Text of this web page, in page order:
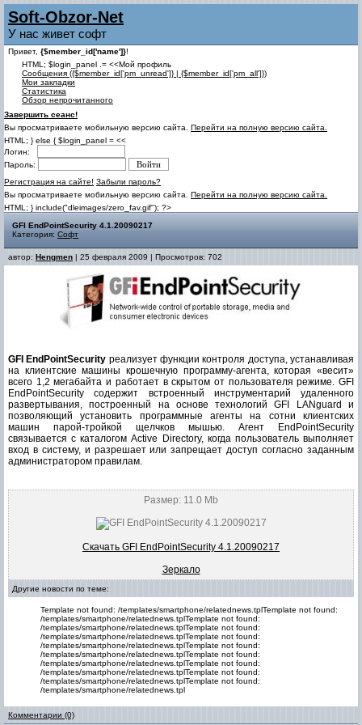
Soft-Obzor-Net
У нас живет софт
Привет, {$member_id['name']}!
HTML; $login_panel .= <<Мой профиль
Cообщения ({$member_id['pm_unread']} | {$member_id['pm_all']})
Мои закладки
Статистика
Обзор непрочитанного
Завершить сеанс!
Вы просматриваете мобильную версию сайта. Перейти на полную версию сайта.
HTML; } else { $login_panel = <<
Логин:
Пароль:
Регистрация на сайте! Забыли пароль?
Вы просматриваете мобильную версию сайта. Перейти на полную версию сайта.
HTML; } include("dleimages/zero_fav.gif"); ?>
GFI EndPointSecurity 4.1.20090217
Категория: Софт
автор: Hengmen | 25 февраля 2009 | Просмотров: 702
GFI EndPointSecurity реализует функции контроля доступа, устанавливая
на клиентские машины крошечную программу-агента, которая «весит»
всего 1,2 мегабайта и работает в скрытом от пользователя режиме. GFI
EndPointSecurity содержит встроенный инструментарий удаленного
развертывания, построенный на основе технологий GFI LANguard и
позволяющий установить программные агенты на сотни клиентских
машин парой-тройкой щелчков мышью. Агент EndPointSecurity
связывается с каталогом Active Directory, когда пользователь выполняет
вход в систему, и разрешает или запрещает доступ согласно заданным
администратором правилам.
Размер: 11.0 Mb
Скачать GFI EndPointSecurity 4.1.20090217
Зеркало
Другие новости по теме:
Template not found: /templates/smartphone/relatednews.tplTemplate not found:
/templates/smartphone/relatednews.tplTemplate not found:
/templates/smartphone/relatednews.tplTemplate not found:
/templates/smartphone/relatednews.tplTemplate not found:
/templates/smartphone/relatednews.tplTemplate not found:
/templates/smartphone/relatednews.tplTemplate not found:
/templates/smartphone/relatednews.tplTemplate not found:
/templates/smartphone/relatednews.tplTemplate not found:
/templates/smartphone/relatednews.tplTemplate not found:
/templates/smartphone/relatednews.tpl
Комментарии (0)